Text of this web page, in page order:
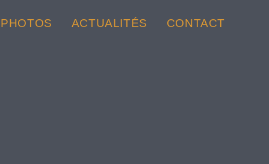
PHOTOS ACTUALITÉS CONTACT